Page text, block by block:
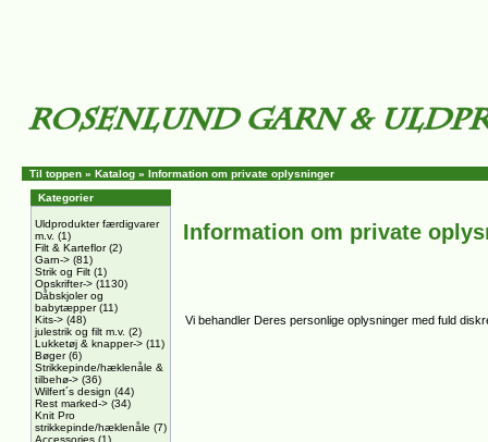
Til toppen » Katalog » Information om private oplysninger
Kategorier
Uldprodukter færdigvarer
m.v. (1)
Filt & Karteflor(2)
Garn-> (81)
Strik og Filt (1)
Opskrifter-> (1130)
Dåbskjoler og
babytæpper(11)
Kits-> (48)
julestrik og filt m.v. (2)
Lukketøj & knapper-> (11)
Bøger(6)
Strikkepinde/hæklenåle &
tilbehø-> (36)
Wilfert´s design (44)
Rest marked-> (34)
Knit Pro
strikkepinde/hæklenåle (7)
Accessories (1)
Information om private
Vi behandler Deres personlige oplysninger med fuld